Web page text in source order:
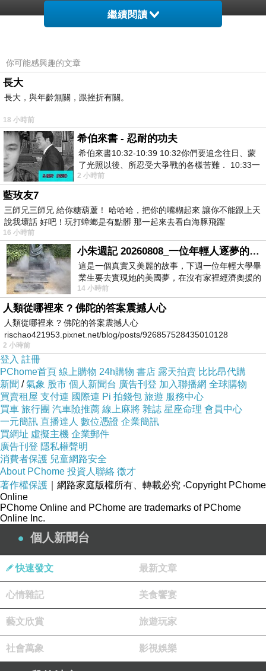
繼續閱讀
你可能感興趣的文章
長大
長大，與年齡無關，跟挫折有關。
18 小時前
希伯來書 - 忍耐的功夫
希伯來書10:32-10:39 10:32你們要追念往日、蒙
了光照以後、所忍受大爭戰的各樣苦難． 10:33一
面被毀謗、遭患難、成了戲景、叫眾人
2 小時前
藍玫友7
三師兄三師兄 給你糖葫蘆！ 哈哈哈，把你的嘴糊起來 讓你不能跟上天
說我壞話 好吧！玩打蟑螂是有點髒 那一起來去看白海豚飛躍
16 小時前
小朱週記 20260808_一位年輕人逐夢的真實故事
這是一個真實又美麗的故事，下週一位年輕大學畢
業生要去實現她的美國夢，在沒有家裡經濟奧援的
情況下，靠著自我努力工作累積出國基
14 小時前
人類從哪裡來 ? 佛陀的答案震撼人心
人類從哪裡來 ? 佛陀的答案震撼人心
rischao421953.pixnet.net/blog/posts/926857528435010128
2 小時前
登入 註冊
PChome首頁 線上購物 24h購物 書店 露天拍賣 比比昂代購
新聞 /氣象 股市 個人新聞台 廣告刊登 加入聯播網 全球購物
買賣租屋 支付連 國際連 Pi 拍錢包 旅遊 服務中心
買車 旅行團 汽車險推薦 線上麻將 雜誌 星座命理 會員中心
一元簡訊 直播達人 數位憑證 企業簡訊
買網址 虛擬主機 企業郵件
廣告刊登 隱私權聲明
消費者保護 兒童網路安全
About PChome 投資人聯絡 徵才
著作權保護 ｜網路家庭版權所有、轉載必究 ‧Copyright PChome
Online
PChome Online and PChome are trademarks of PChome
Online Inc.
個人新聞台
快速發文 最新文章
心情雜記 美食饗宴
藝文欣賞 旅遊玩家
社會萬象 影視娛樂